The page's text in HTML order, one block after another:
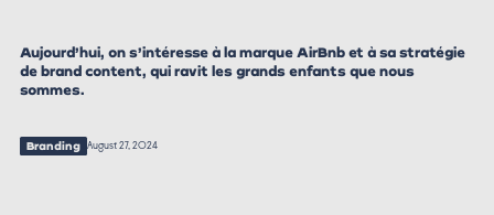
Aujourd’hui, on s’intéresse à la marque AirBnb et à sa stratégie
de brand content, qui ravit les grands enfants que nous
sommes.
Branding August 27, 2024